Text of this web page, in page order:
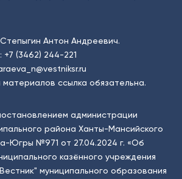
Антон Андреевич.
+7 (3462) 244-221
ссылка обязательна.
администрации
района Ханты-Мансийского
Югры №971 от 27.04.2024 г. «Об
казённого учреждения
муниципального образования